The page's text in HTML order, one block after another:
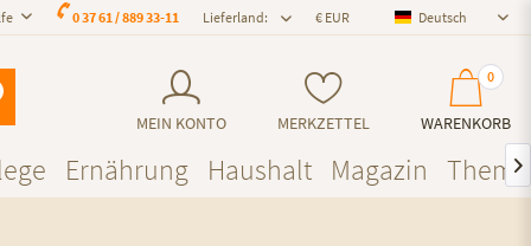
Deutsch
Deutsch
Lieferland:
0 37 61 / 889 33-11
MEIN KONTO MERKZETTEL
0
WARENKORB
Ernährung Haushalt Magazin 